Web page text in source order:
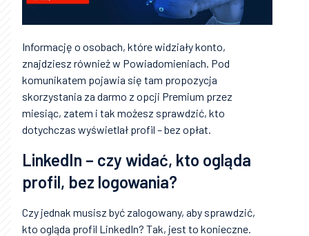
Informację o osobach, które widziały konto,
znajdziesz również w Powiadomieniach. Pod
komunikatem pojawia się tam propozycja
skorzystania za darmo z opcji Premium przez
miesiąc, zatem i tak możesz sprawdzić, kto
dotychczas wyświetlał profil – bez opłat.
LinkedIn – czy widać, kto ogląda
profil, bez logowania?
Czy jednak musisz być zalogowany, aby sprawdzić,
kto ogląda profil LinkedIn? Tak, jest to konieczne.